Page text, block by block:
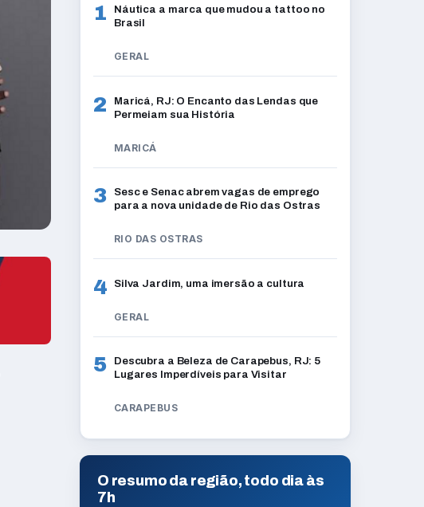
1
Náutica a marca que mudou a tattoo no
Brasil
GERAL
2
Maricá, RJ: O Encanto das Lendas que
Permeiam sua História
MARICÁ
3
Sesc e Senac abrem vagas de emprego
para a nova unidade de Rio das Ostras
RIO DAS OSTRAS
4 Silva Jardim, uma imersão a cultura
GERAL
5
Descubra a Beleza de Carapebus, RJ: 5
Lugares Imperdíveis para Visitar
CARAPEBUS
O resumo da região, todo dia às
7h